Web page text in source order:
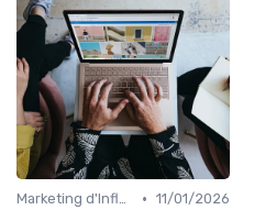
Marketing d'Influence • 11/01/2026